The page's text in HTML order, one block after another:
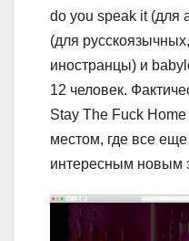
do you speak it (для
(для
иностранцы) и
12 человек.
Stay The Fuck
местом, где все
интересным новым